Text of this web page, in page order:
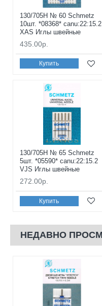
130/705H № 60 Schmetz
10шт. *08368* canu:22:15.2
XAS Иглы швейные
435.00р.
Купить
130/705H № 65 Schmetz
5шт. *05590* canu:22:15.2
VJS Иглы швейные
272.00р.
Купить
НЕДАВНО